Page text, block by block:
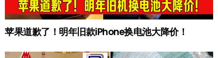
苹果道歉了！明年旧款iPhone换电池大降价！